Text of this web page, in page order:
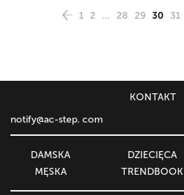
1 2 ... 28 29 30 31
DAMSKA
MĘSKA
DZIECIĘСA
TRENDBOOK
KONTAKT
notify@ac-step. com